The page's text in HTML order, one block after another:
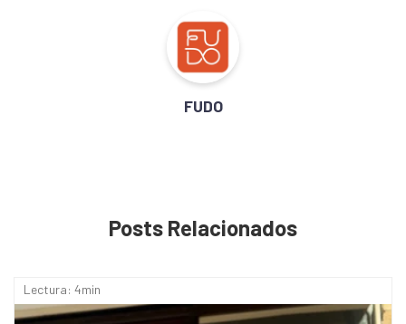
FUDO
Posts Relacionados
Lectura: 4min